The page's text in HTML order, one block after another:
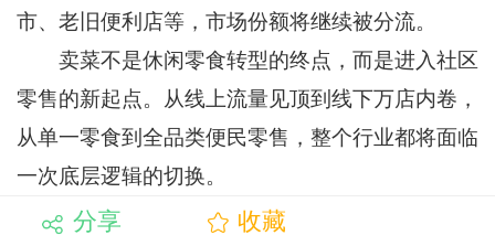
市、老旧便利店等，市场份额将继续被分流。
卖菜不是休闲零食转型的终点，而是进入社区
零售的新起点。从线上流量见顶到线下万店内卷，
从单一零食到全品类便民零售，整个行业都将面临
一次底层逻辑的切换。
分享 收藏